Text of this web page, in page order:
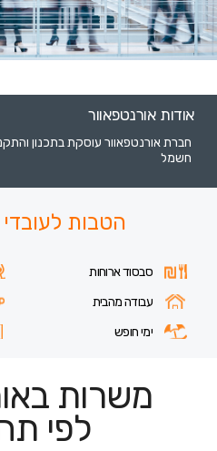
אודות אורנטפאוור
חברת אורנטפאוור עוסקת בתכנון
חשמל
הטבות לעובדי
סבסוד ארוחות
עבודה מהבית
ימי חופש
משרות
לפי